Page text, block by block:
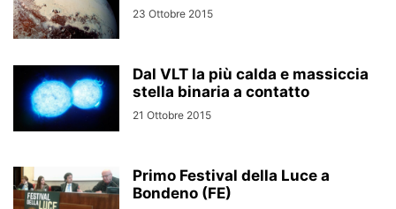
23 Ottobre 2015
Dal VLT la più calda e massiccia
stella binaria a contatto
21 Ottobre 2015
Primo Festival della Luce a
Bondeno (FE)